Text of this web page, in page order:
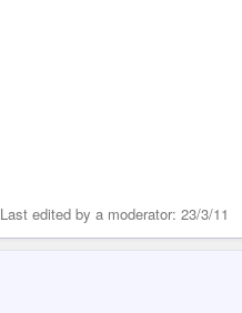
Last edited by a moderator: 23/3/11